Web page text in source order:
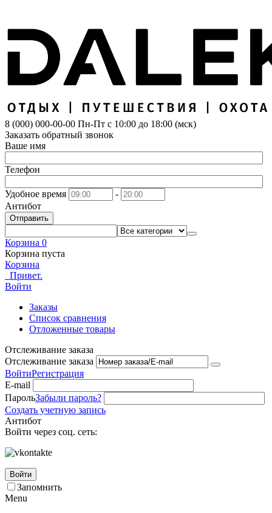
8 (000) 000-00-00 Пн-Пт с 10:00 до 18:00 (мск)
Заказать обратный звонок
Ваше имя
Телефон
Удобное время
-
Антибот
Отправить
Корзина 0
Корзина пуста
Корзина
Привет.
Войти
Заказы
Список сравнения
Отложенные товары
Отслеживание заказа
Отслеживание заказа
ВойтиРегистрация
E-mail
ПарольЗабыли пароль?
Создать учетную запись
Антибот
Войти через соц. сеть:
Войти
Запомнить
Menu